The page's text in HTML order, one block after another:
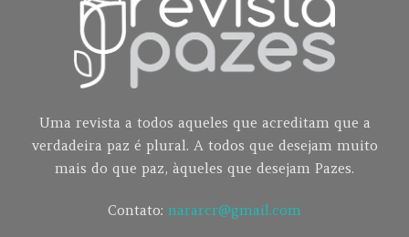
Uma revista a todos aqueles que acreditam que a
verdadeira paz é plural. A todos que desejam muito
mais do que paz, àqueles que desejam Pazes.
Contato: nararcr@gmail.com